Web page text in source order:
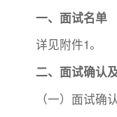
一、面试名单
详见附件1。
二、面试确认
（一）面试确认